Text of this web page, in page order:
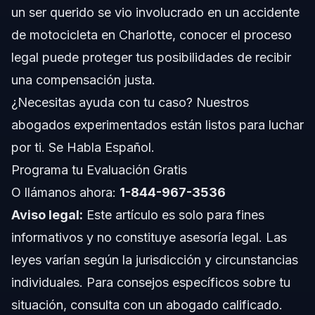
Paso 4: Busca Atención Médica Rápida
Personales
Errores Comunes que Debes Evitar
Cronología y Qué Esperar
Preguntas Frecuentes
¿Cuáles son las causas comunes de accidentes de
motocicleta en Charlotte?
¿Qué tipos de lesiones son comunes en accidentes de
¿Cuánto tiempo tengo para presentar una reclamación
por accidente de motocicleta en Carolina del Norte?
un ser querido se vio involucrado en un accidente
de motocicleta en Charlotte, conocer el proceso
legal puede proteger tus posibilidades de recibir
una compensación justa.
¿Necesitas ayuda con tu caso? Nuestros
abogados experimentados están listos para luchar
por ti. Se Habla Español.
Programa tu Evaluación Gratis
O llámanos ahora: 1-844-967-3536
Aviso legal: Este artículo es solo para fines
informativos y no constituye asesoría legal. Las
leyes varían según la jurisdicción y circunstancias
individuales. Para consejos específicos sobre tu
situación, consulta con un abogado calificado.